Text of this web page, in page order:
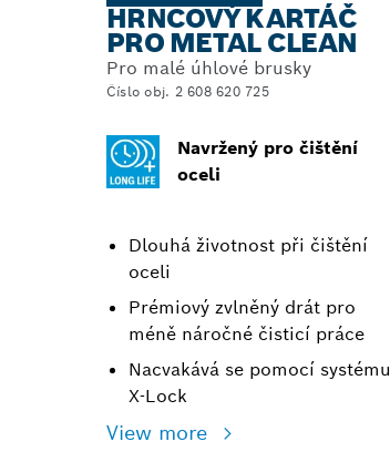
HRNCOVÝ KARTÁČ
PRO METAL CLEAN
Pro malé úhlové brusky
Číslo obj. 2 608 620 725
Navržený pro čištění
oceli
Dlouhá životnost při čištění
oceli
Prémiový zvlněný drát pro
méně náročné čisticí práce
Nacvakává se pomocí systému
X-Lock
View more